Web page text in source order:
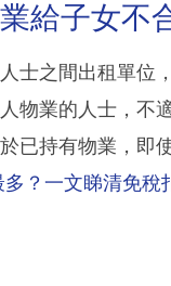
給子女不
士之間出租單位
物業的人士，不
已持有物業，即
？一文睇清免稅